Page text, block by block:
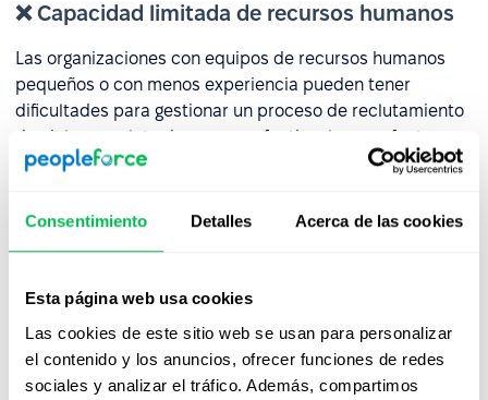
Consentimiento Detalles Acerca de las cookies
Esta página web usa cookies
Las cookies de este sitio web se usan para personalizar
el contenido y los anuncios, ofrecer funciones de redes
sociales y analizar el tráfico. Además, compartimos
❌ Capacidad limitada de recursos humanos
Las organizaciones con equipos de recursos humanos
pequeños o con menos experiencia pueden tener
dificultades para gestionar un proceso de reclutamiento
de ciclo completo de manera efectiva, lo que afecta
tanto la rapidez como la calidad de la contratación.
una persona se encarga de todas las tareas de Recursos
Humanos. Mientras gestiona la contratación, la
simultáneamente, la
candidatos se retrasa más de dos semanas, afectando
negativamente la experiencia del candidato y la marca
empleadora.